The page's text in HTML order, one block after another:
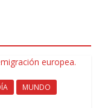
MUNDO